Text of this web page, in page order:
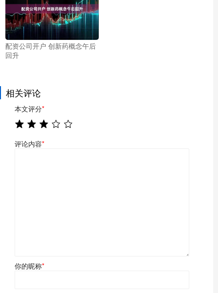
配资公司开户 创新药概念午后
回升
相关评论
本文评分*
评论内容*
你的昵称*